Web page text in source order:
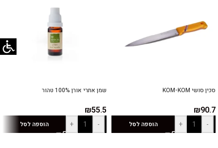
סכין סושי KOM-KOM
₪90.7
-
+ הוספה לסל
שמן אתרי אורן 100% טהור
₪55.5
-
+ הוספה לסל